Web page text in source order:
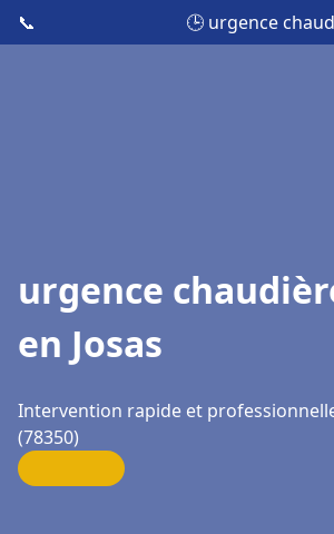
📞 🕒 urgence
urgence
en Josas
Intervention rapide et professionnelle
(78350)